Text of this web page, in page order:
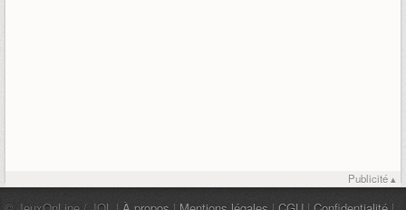
Publicité ▴